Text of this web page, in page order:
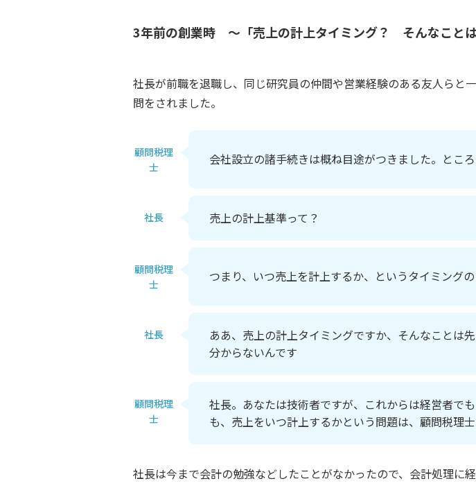
3年前の創業時 ～「売上の計上タイミング？ そんなことは
社長が前職を退職し、同じ研究員の仲間や営業経験のある友人らと
問をされました。
顧問税理
士
会社設立の諸手続きは概ね目途がつきました。とこ
社長 売上の計上基準って？
顧問税理
士
つまり、いつ売上を計上するか、というタイミング
社長
ああ、売上の計上タイミングですか、そんなこと
分からないんです
顧問税理
士
社長。あなたは技術者ですが、これからは経営者で
も、売上をいつ計上するかという問題は、顧問税理
社長は今まで会計の勉強などしたことがなかったので、会計処理に